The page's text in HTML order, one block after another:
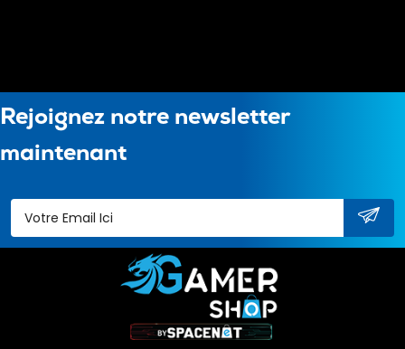
Rejoignez notre newsletter
maintenant